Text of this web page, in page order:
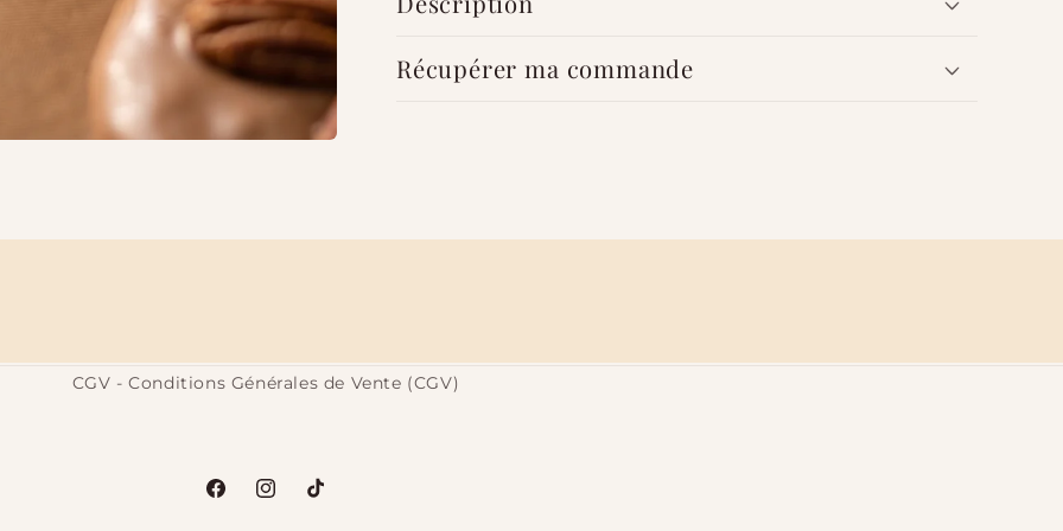
Récupérer ma commande
CGV - Conditions Générales de Vente (CGV)
FacebookInstagram
TikTok